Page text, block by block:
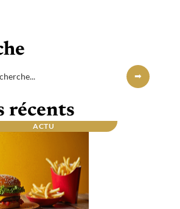
récents
ACTU